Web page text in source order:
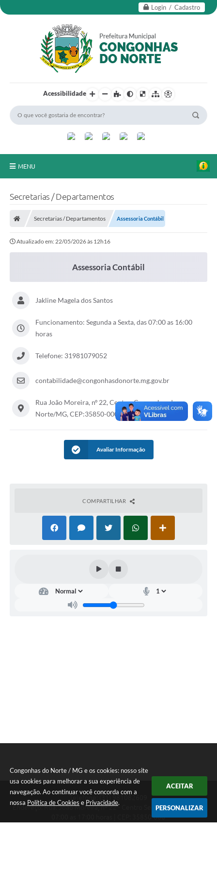
Congonhas do Norte / MG e os cookies: nosso site
usa cookies para melhorar a sua experiência de
navegação. Ao continuar você concorda com a
nossa Política de Cookies e Privacidade.
ACEITAR
PERSONALIZAR
Login / Cadastro
Acessibilidade
MENU
Legislação
Carta de Serviços
Serviços Online
Telefones Úteis
Secretarias / Departamentos
Secretarias / Departamentos Assessoria Contábil
Atualizado em: 22/05/2026 às 12h16
Assessoria Contábil
Jakline Magela dos Santos
Funcionamento: Segunda a Sexta, das 07:00 as 16:00
horas
Telefone: 31981079052
contabilidade@congonhasdonorte.mg.gov.br
Rua João Moreira, nº 22, Centro, Congonhas do
Norte/MG, CEP:35850-000
Avaliar Informação
COMPARTILHAR
Endereço: Rua: João Moreira, nº 22 - Centro Segunda a Sexta das
07:00 as 17:00 horas | CEP: 35850-000